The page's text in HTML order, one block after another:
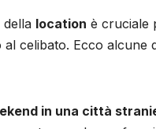
della location è cruciale
al celibato. Ecco alcune
in una città